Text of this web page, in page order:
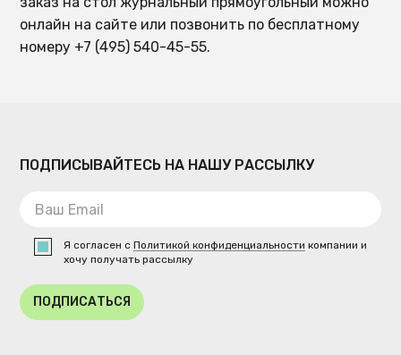
онлайн на сайте или позвонить по бесплатному
номеру +7 (495) 540-45-55.
ПОДПИСЫВАЙТЕСЬ НА НАШУ РАССЫЛКУ
Я согласен сПолитикой конфиденциальности компании и
хочу получать рассылку
ПОДПИСАТЬСЯ